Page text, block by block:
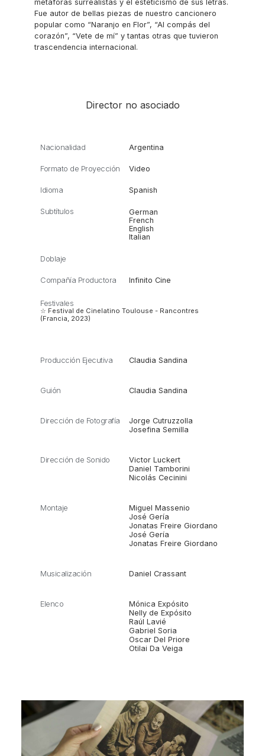
metáforas surrealistas y el esteticismo de sus letras.
Fue autor de bellas piezas de nuestro cancionero
popular como “Naranjo en Flor”, “Al compás del
corazón”, “Vete de mí” y tantas otras que tuvieron
trascendencia internacional.
Director no asociado
Nacionalidad Argentina
Formato de Proyección Video
Idioma Spanish
Subtítulos
German
French
English
Italian
Doblaje
Compañía Productora Infinito Cine
Festivales
☆ Festival de Cinelatino Toulouse - Rancontres
(Francia, 2023)
Producción Ejecutiva Claudia Sandina
Guión Claudia Sandina
Dirección de Fotografía
Jorge Cutruzzolla
Josefina Semilla
Dirección de Sonido
Victor Luckert
Daniel Tamborini
Nicolás Cecinini
Montaje
Miguel Massenio
José Gería
Jonatas Freire Giordano
José Gería
Jonatas Freire Giordano
Musicalización Daniel Crassant
Elenco
Mónica Expósito
Nelly de Expósito
Raúl Lavié
Gabriel Soria
Oscar Del Priore
Otilai Da Veiga